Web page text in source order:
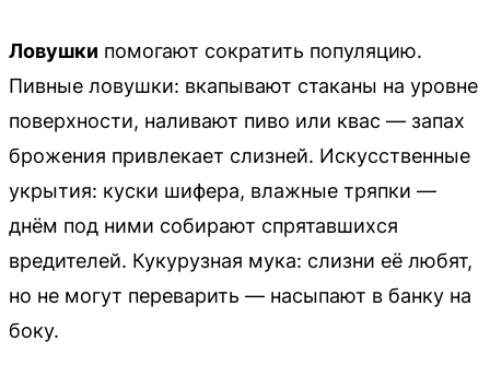
Ловушки помогают сократить популяцию.
Пивные ловушки: вкапывают стаканы на уровне
поверхности, наливают пиво или квас — запах
брожения привлекает слизней. Искусственные
укрытия: куски шифера, влажные тряпки —
днём под ними собирают спрятавшихся
вредителей. Кукурузная мука: слизни её любят,
но не могут переварить — насыпают в банку на
боку.